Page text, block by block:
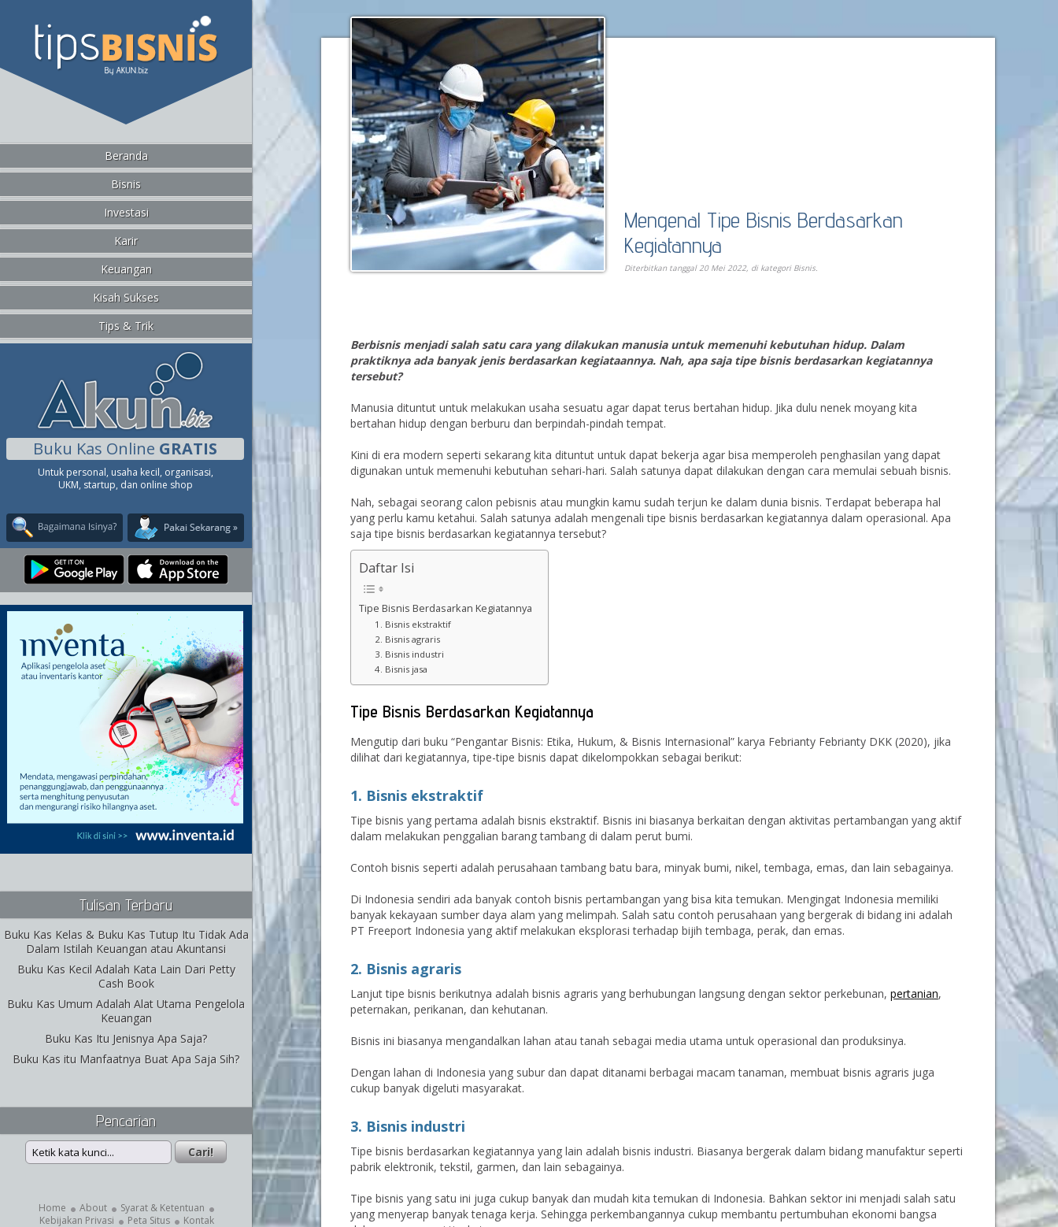
Beranda
Bisnis
Investasi
Karir
Keuangan
Kisah Sukses
Tips & Trik
Buku Kas Online GRATIS
Untuk personal, usaha kecil, organisasi,
UKM, startup, dan online shop
Tulisan Terbaru
Buku Kas Kelas & Buku Kas Tutup Itu Tidak Ada
Dalam Istilah Keuangan atau Akuntansi
Buku Kas Kecil Adalah Kata Lain Dari Petty
Cash Book
Buku Kas Umum Adalah Alat Utama Pengelola
Keuangan
Buku Kas Itu Jenisnya Apa Saja?
Buku Kas itu Manfaatnya Buat Apa Saja Sih?
Pencarian
Home About
Syarat & Ketentuan
Kebijakan Privasi
Peta Situs Kontak
Mengenal Tipe Bisnis Berdasarkan
Kegiatannya
Diterbitkan tanggal 20 Mei 2022, di kategori Bisnis.
Berbisnis menjadi salah satu cara yang dilakukan manusia untuk memenuhi kebutuhan hidup. Dalam
praktiknya ada banyak jenis berdasarkan kegiataannya. Nah, apa saja tipe bisnis berdasarkan kegiatannya
tersebut?
Manusia dituntut untuk melakukan usaha sesuatu agar dapat terus bertahan hidup. Jika dulu nenek moyang kita
bertahan hidup dengan berburu dan berpindah-pindah tempat.
Kini di era modern seperti sekarang kita dituntut untuk dapat bekerja agar bisa memperoleh penghasilan yang dapat
digunakan untuk memenuhi kebutuhan sehari-hari. Salah satunya dapat dilakukan dengan cara memulai sebuah bisnis.
Nah, sebagai seorang calon pebisnis atau mungkin kamu sudah terjun ke dalam dunia bisnis. Terdapat beberapa hal
yang perlu kamu ketahui. Salah satunya adalah mengenali tipe bisnis berdasarkan kegiatannya dalam operasional. Apa
saja tipe bisnis berdasarkan kegiatannya tersebut?
Daftar Isi
Tipe Bisnis Berdasarkan Kegiatannya
1. Bisnis ekstraktif
2. Bisnis agraris
3. Bisnis industri
4. Bisnis jasa
Tipe Bisnis Berdasarkan Kegiatannya
Mengutip dari buku “Pengantar Bisnis: Etika, Hukum, & Bisnis Internasional” karya Febrianty Febrianty DKK (2020), jika
dilihat dari kegiatannya, tipe-tipe bisnis dapat dikelompokkan sebagai berikut:
1. Bisnis ekstraktif
Tipe bisnis yang pertama adalah bisnis ekstraktif. Bisnis ini biasanya berkaitan dengan aktivitas pertambangan yang aktif
dalam melakukan penggalian barang tambang di dalam perut bumi.
Contoh bisnis seperti adalah perusahaan tambang batu bara, minyak bumi, nikel, tembaga, emas, dan lain sebagainya.
Di Indonesia sendiri ada banyak contoh bisnis pertambangan yang bisa kita temukan. Mengingat Indonesia memiliki
banyak kekayaan sumber daya alam yang melimpah. Salah satu contoh perusahaan yang bergerak di bidang ini adalah
PT Freeport Indonesia yang aktif melakukan eksplorasi terhadap bijih tembaga, perak, dan emas.
2. Bisnis agraris
Lanjut tipe bisnis berikutnya adalah bisnis agraris yang berhubungan langsung dengan sektor perkebunan,pertanian,
peternakan, perikanan, dan kehutanan.
Bisnis ini biasanya mengandalkan lahan atau tanah sebagai media utama untuk operasional dan produksinya.
Dengan lahan di Indonesia yang subur dan dapat ditanami berbagai macam tanaman, membuat bisnis agraris juga
cukup banyak digeluti masyarakat.
3. Bisnis industri
Tipe bisnis berdasarkan kegiatannya yang lain adalah bisnis industri. Biasanya bergerak dalam bidang manufaktur seperti
pabrik elektronik, tekstil, garmen, dan lain sebagainya.
Tipe bisnis yang satu ini juga cukup banyak dan mudah kita temukan di Indonesia. Bahkan sektor ini menjadi salah satu
yang menyerap banyak tenaga kerja. Sehingga perkembangannya cukup membantu pertumbuhan ekonomi bangsa